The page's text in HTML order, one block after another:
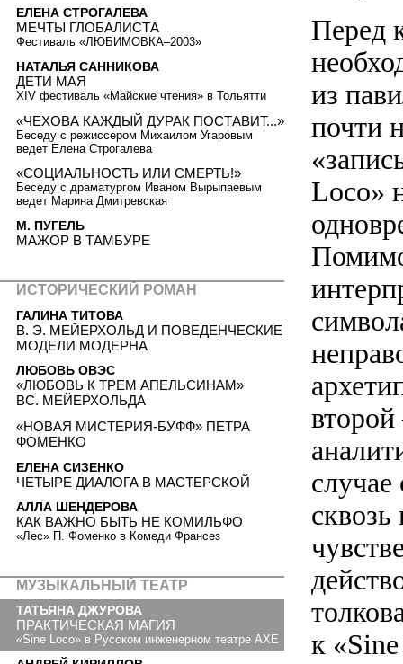
Перед
из
почти
Loco»
случае
к
ЕЛЕНА СТРОГАЛЕВА
МЕЧТЫ ГЛОБАЛИСТА
Фестиваль «ЛЮБИМОВКА–2003»
НАТАЛЬЯ САННИКОВА
ДЕТИ МАЯ
XIV фестиваль «Майские чтения» в Тольятти
«ЧЕХОВА КАЖДЫЙ ДУРАК ПОСТАВИТ...»
Беседу с режиссером Михаилом Угаровым
ведет Елена Строгалева
«СОЦИАЛЬНОСТЬ ИЛИ СМЕРТЬ!»
Беседу с драматургом Иваном Вырыпаевым
ведет Марина Дмитревская
М. ПУГЕЛЬ
МАЖОР В ТАМБУРЕ
ИСТОРИЧЕСКИЙ РОМАН
ГАЛИНА ТИТОВА
В. Э. МЕЙЕРХОЛЬД И ПОВЕДЕНЧЕСКИЕ
МОДЕЛИ МОДЕРНА
ЛЮБОВЬ ОВЭС
«ЛЮБОВЬ К ТРЕМ АПЕЛЬСИНАМ»
ВС. МЕЙЕРХОЛЬДА
«НОВАЯ МИСТЕРИЯ-БУФФ» ПЕТРА
ФОМЕНКО
ЕЛЕНА СИЗЕНКО
ЧЕТЫРЕ ДИАЛОГА В МАСТЕРСКОЙ
АЛЛА ШЕНДЕРОВА
КАК ВАЖНО БЫТЬ НЕ КОМИЛЬФО
«Лес» П. Фоменко в Комеди Франсез
МУЗЫКАЛЬНЫЙ ТЕАТР
ТАТЬЯНА ДЖУРОВА
ПРАКТИЧЕСКАЯ МАГИЯ
«Sine Loco» в Русском инженерном театре AXE